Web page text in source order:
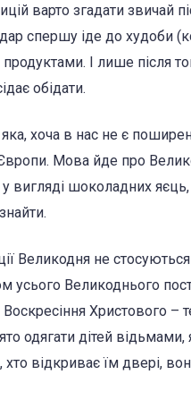
варто згадати звичай
спершу іде до худоби
І лише після
обідати.
хоча в нас не є
Європи. Мова йде про
вигляді шоколадних
Великодня не
усього Великоднього
Христового –
одягати дітей
хто відкриває їм двері,